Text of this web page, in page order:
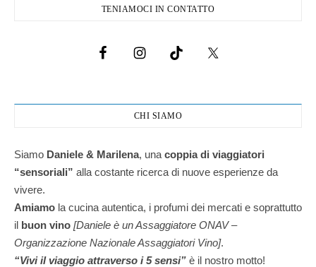
TENIAMOCI IN CONTATTO
CHI SIAMO
Siamo Daniele & Marilena, una coppia di viaggiatori
“sensoriali” alla costante ricerca di nuove esperienze da
vivere.
Amiamo la cucina autentica, i profumi dei mercati e soprattutto
il buon vino [Daniele è un Assaggiatore ONAV –
Organizzazione Nazionale Assaggiatori Vino].
“Vivi il viaggio attraverso i 5 sensi” è il nostro motto!